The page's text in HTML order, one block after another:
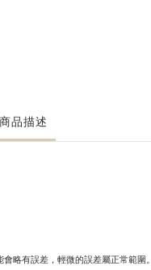
商品描述
略有誤差，輕微的誤差屬正常範圍。